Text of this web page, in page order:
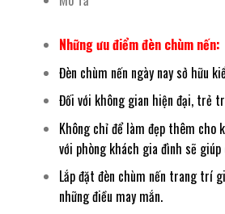
Những ưu điểm đèn chùm nến:
Đèn chùm nến ngày nay sở hữu
Đối với không gian hiện đại, trẻ
Không chỉ để làm đẹp thêm cho
với phòng khách gia đình sẽ
Lắp đặt đèn chùm nến trang trí
những điều may mắn.